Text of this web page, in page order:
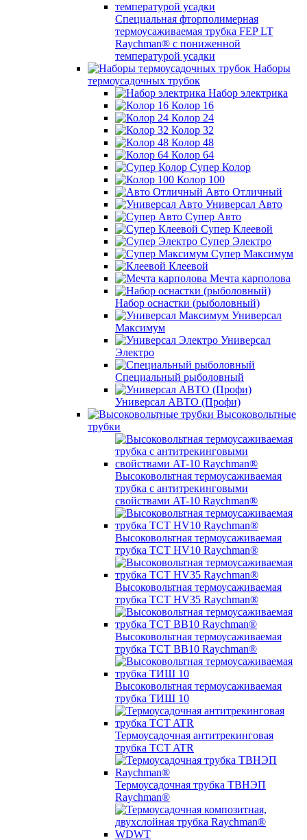
Специальная фторполимерная
термоусаживаемая трубка FEP LT
Raychman® с пониженной
температурой усадки
Наборы
термоусадочных трубок
Набор электрика
Колор 16
Колор 24
Колор 32
Колор 48
Колор 64
Супер Колор
Колор 100
Авто Отличный
Универсал Авто
Супер Авто
Супер Клеевой
Супер Электро
Супер Максимум
Клеевой
Мечта карполова
Набор оснастки (рыболовный)
Универсал
Максимум
Универсал
Электро
Специальный рыболовный
Универсал АВТО (Профи)
Высоковольтные
трубки
Высоковольтная термоусаживаемая
трубка с антитрекинговыми
свойствами AT-10 Raychman®
Высоковольтная термоусаживаемая
трубка TCT HV10 Raychman®
Высоковольтная термоусаживаемая
трубка TCT HV35 Raychman®
Высоковольтная термоусаживаемая
трубка TCT BB10 Raychman®
Высоковольтная термоусаживаемая
трубка ТИШ 10
Термоусадочная антитрекинговая
трубка TCT ATR
Термоусадочная трубка ТВНЭП
Raychman®